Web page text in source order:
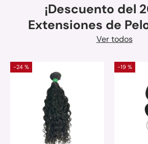
¡Descuento del
Extensiones de
Ver todos
-24 % -19 %